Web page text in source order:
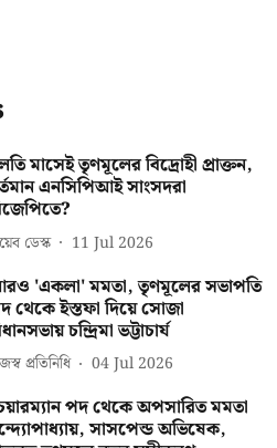
মাসেই তৃণমূলের বিদ্রোহী প্রাক্তন,
এনসিপিআই সাংসদরা
ডেস্ক 11 Jul 2026
'একলা' মমতা, তৃণমূলের সভাপতি
থেকে ইস্তফা দিয়ে সোজা
চন্দ্রিমা ভট্টাচার্য
প্রতিনিধি 04 Jul 2026
পদ থেকে অপসারিত মমতা
সাসপেন্ড অভিষেক,